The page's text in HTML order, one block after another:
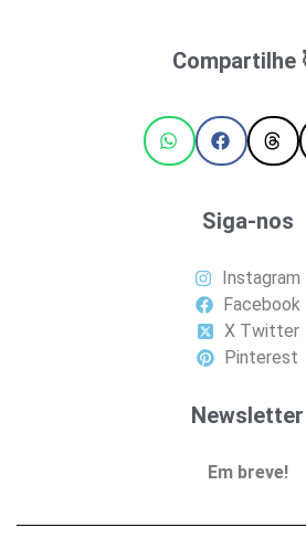
Compartilhe
Siga-nos
Instagram
Facebook
X Twitter
Pinterest
Newsletter
Em breve!